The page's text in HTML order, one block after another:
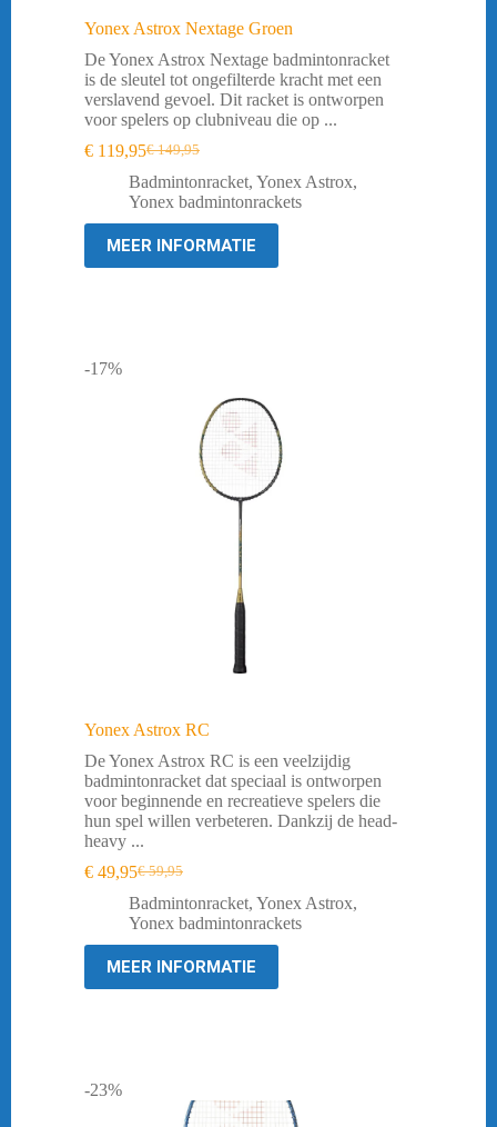
Yonex Astrox Nextage Groen
De Yonex Astrox Nextage badmintonracket
is de sleutel tot ongefilterde kracht met een
verslavend gevoel. Dit racket is ontworpen
voor spelers op clubniveau die op ...
€149,95
Oorspronkelijke
prijs
was:
€ 119,95Huidige
prijs
is:
Badmintonracket, Yonex Astrox,
Yonex badmintonrackets
MEER INFORMATIE
-17%
Yonex Astrox RC
De Yonex Astrox RC is een veelzijdig
badmintonracket dat speciaal is ontworpen
voor beginnende en recreatieve spelers die
hun spel willen verbeteren. Dankzij de head-
heavy ...
€59,95
Oorspronkelijke
prijs
was:
€ 59,95.
€ 49,95Huidige
prijs
is:
€ 49,95.
Badmintonracket, Yonex Astrox,
Yonex badmintonrackets
MEER INFORMATIE
-23%